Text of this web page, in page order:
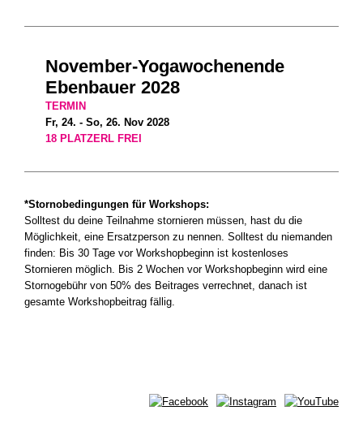
November-Yogawochenende
Ebenbauer 2028
TERMIN
Fr, 24. - So, 26. Nov 2028
18 PLATZERL FREI
*Stornobedingungen für Workshops:
Solltest du deine Teilnahme stornieren müssen, hast du die
Möglichkeit, eine Ersatzperson zu nennen. Solltest du niemanden
finden: Bis 30 Tage vor Workshopbeginn ist kostenloses
Stornieren möglich. Bis 2 Wochen vor Workshopbeginn wird eine
Stornogebühr von 50% des Beitrages verrechnet, danach ist
gesamte Workshopbeitrag fällig.